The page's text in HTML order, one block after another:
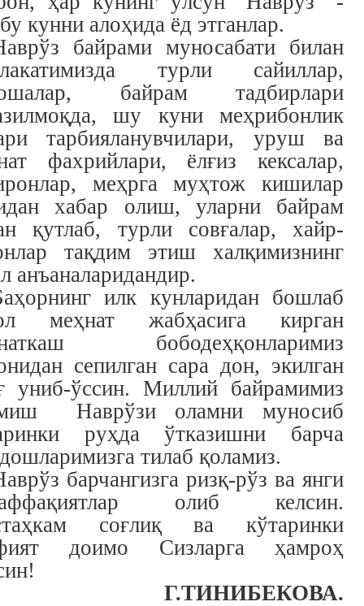
кунни алоҳида ёд этганлар.
байрами муносабати билан
турли сайиллар,
байрам тадбирлари
шу куни меҳрибонлик
тарбияланувчилари, уруш ва
фахрийлари, ёлғиз кексалар,
меҳрга муҳтож кишилар
хабар олиш, уларни байрам
қутлаб, турли совғалар, хайр-
тақдим этиш халқимизнинг
анъаналаридандир.
илк кунларидан бошлаб
меҳнат жабҳасига кирган
бободеҳқонларимиз
сепилган сара дон, экилган
униб-ўссин. Миллий байрамимиз
Наврўзи оламни муносиб
руҳда ўтказишни барча
тилаб қоламиз.
барчангизга ризқ-рўз ва янги
олиб келсин.
соғлиқ ва кўтаринки
доимо Сизларга ҳамроҳ
Г.ТИНИБЕКОВА.